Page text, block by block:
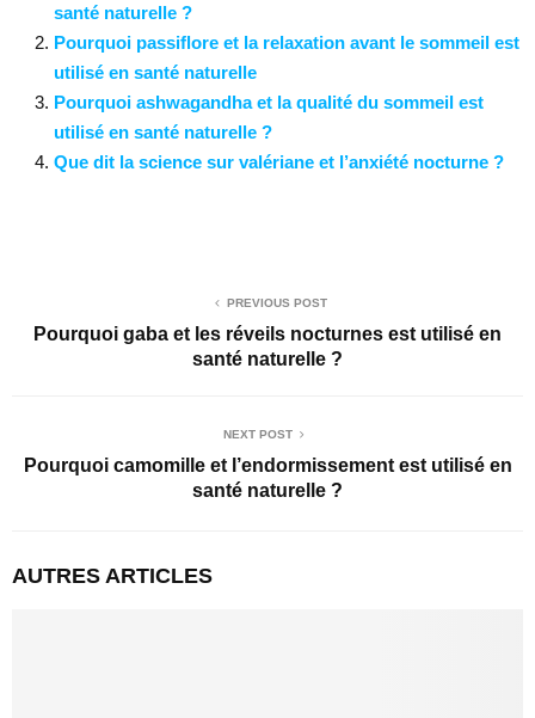
santé naturelle ?
Pourquoi passiflore et la relaxation avant le sommeil est
utilisé en santé naturelle
Pourquoi ashwagandha et la qualité du sommeil est
utilisé en santé naturelle ?
Que dit la science sur valériane et l’anxiété nocturne ?
PREVIOUS POST
Pourquoi gaba et les réveils nocturnes est utilisé en
santé naturelle ?
NEXT POST
Pourquoi camomille et l’endormissement est utilisé en
santé naturelle ?
AUTRES ARTICLES